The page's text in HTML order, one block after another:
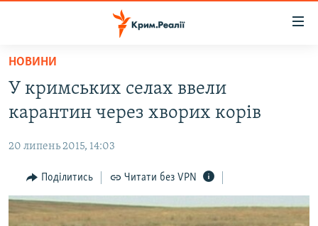
Перейти
основного
матеріалу
Перейти
до
навігації
Перейти
до
ВОДА.КРИМ
ВІДЕО ТА ФОТО
ПОЛІТИКА
БЛОГИ
ПОГЛЯД
НОВИНИ
У кримських селах ввели
карантин через хворих корів
20 липень 2015, 14:03
Поділитись Читати без VPN